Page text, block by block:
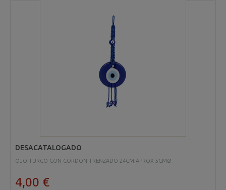
DESACATALOGADO
OJO TURCO CON CORDON TRENZADO 24CM APROX 5CMØ
4,00 €